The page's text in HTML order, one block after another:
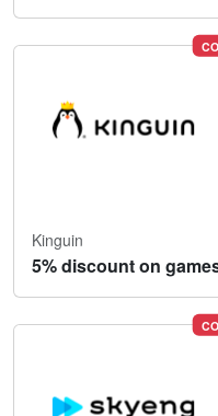
Kinguin
5% discount on